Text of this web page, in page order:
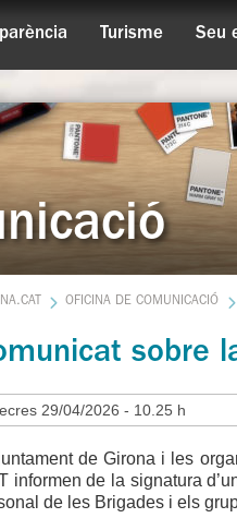
Turisme Seu
OFICINA DE COMUNICACIÓ
sobre
29/04/2026 - 10.25 h
de Girona i les
informen de la signatura
de les Brigades i els